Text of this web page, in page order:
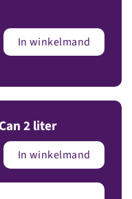
In winkelmand
2 liter
In winkelmand